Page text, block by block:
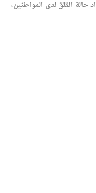
القلق لدى المواطنين،